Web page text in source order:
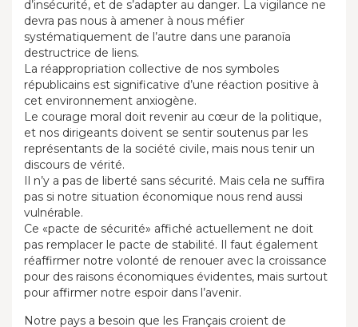
d’insécurité, et de s’adapter au danger. La vigilance ne
devra pas nous à amener à nous méfier
systématiquement de l’autre dans une paranoïa
destructrice de liens.
La réappropriation collective de nos symboles
républicains est significative d’une réaction positive à
cet environnement anxiogène.
Le courage moral doit revenir au cœur de la politique,
et nos dirigeants doivent se sentir soutenus par les
représentants de la société civile, mais nous tenir un
discours de vérité.
Il n’y a pas de liberté sans sécurité. Mais cela ne suffira
pas si notre situation économique nous rend aussi
vulnérable.
Ce «pacte de sécurité» affiché actuellement ne doit
pas remplacer le pacte de stabilité. Il faut également
réaffirmer notre volonté de renouer avec la croissance
pour des raisons économiques évidentes, mais surtout
pour affirmer notre espoir dans l’avenir.
Notre pays a besoin que les Français croient de